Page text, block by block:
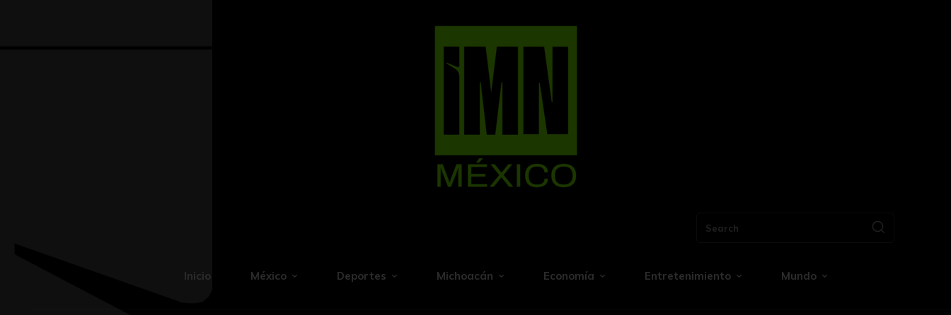
Search
Inicio México Deportes Michoacán Economía Entretenimiento Mundo